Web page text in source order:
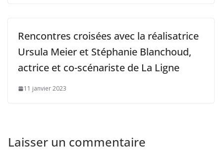
Rencontres croisées avec la réalisatrice
Ursula Meier et Stéphanie Blanchoud,
actrice et co-scénariste de La Ligne
11 janvier 2023
Laisser un commentaire